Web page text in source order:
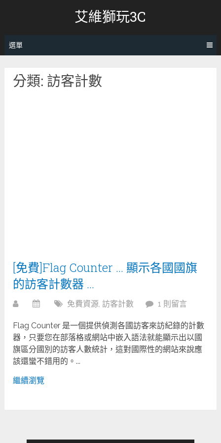
艾維獅玩3C
選單
分類: 訪客計數
[免費]Flag Counter … 顯示各國國旗
的訪客計數器 …
免費資源,訪客計數 1 則留言
Flag Counter 是一個提供偵測各國訪客來訪紀錄的計數
器，只要您在部落格或網站中嵌入語法就能顯示出以國
旗區分國別的訪客人數統計，這對國際性的網站來說應
該還蠻不錯用的。...
繼續瀏覽